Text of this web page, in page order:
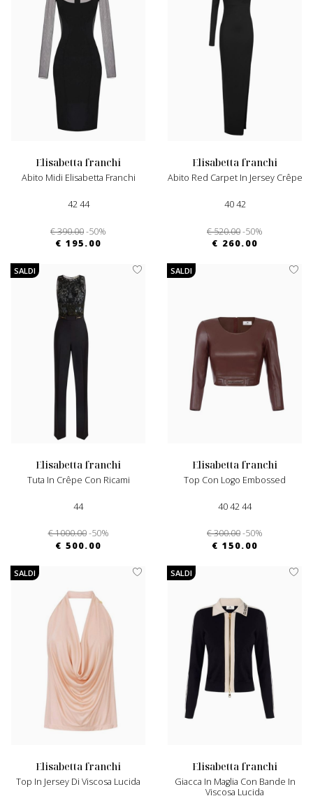
elisabetta franchi
Abito Midi Elisabetta Franchi
42 44
€ 390.00-50%
€ 195.00
elisabetta franchi
Abito Red Carpet In Jersey Crêpe
40 42
€ 520.00-50%
€ 260.00
SALDI
elisabetta franchi
Tuta In Crêpe Con Ricami
44
€ 1000.00 -50%
€ 500.00
SALDI
elisabetta franchi
Top Con Logo Embossed
40 42 44
€ 300.00-50%
€ 150.00
SALDI
elisabetta franchi
Top In Jersey Di Viscosa Lucida
SALDI
elisabetta franchi
Giacca In Maglia Con Bande In
Viscosa Lucida